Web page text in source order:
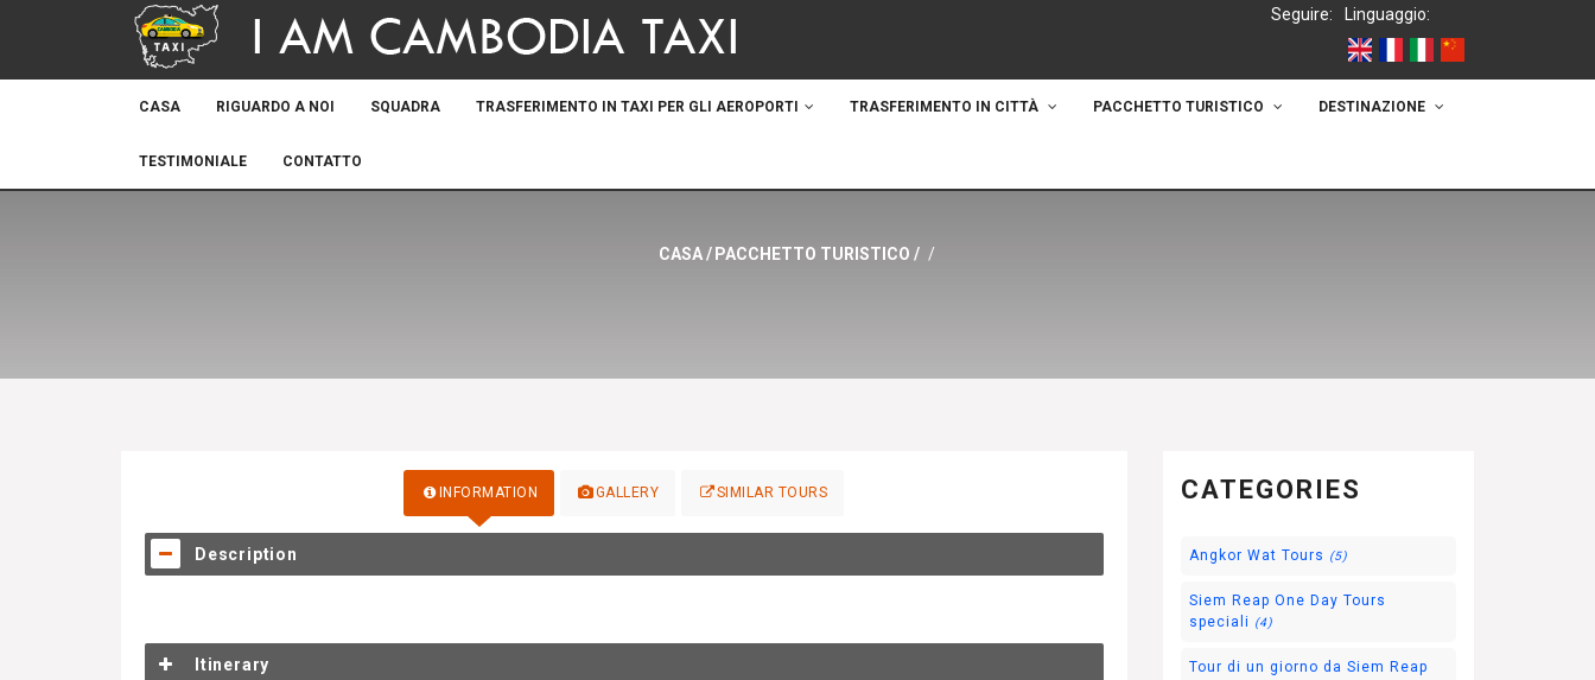
Linguaggio:
Seguire:
CASA RIGUARDO A NOI SQUADRA TRASFERIMENTO IN TAXI PER GLI AEROPORTI TRASFERIMENTO IN CITTÀ PACCHETTO TURISTICO DESTINAZIONE
TESTIMONIALE CONTATTO
CASA/ PACCHETTO TURISTICO / /
INFORMATION GALLERY SIMILAR TOURS
Description
Itinerary
CATEGORIES
Angkor Wat Tours (5)
Siem Reap One Day Tours
speciali
(4)
Tour di un giorno da Siem Reap